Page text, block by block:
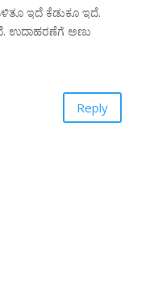
ಇದೆ ಕೆಡುಕೂ ಇದೆ.
ಉದಾಹರಣೆಗೆ ಅಣು
Reply